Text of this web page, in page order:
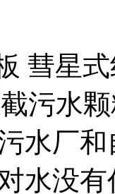
彗星
污水
水厂
水没